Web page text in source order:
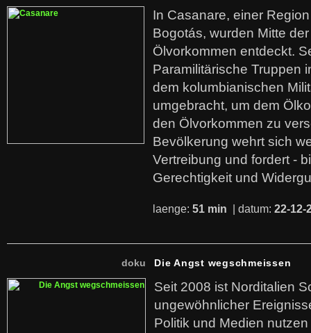
In Casanare, einer
Bogotás, wurden Mitte
Ölvorkommen entdeckt.
Paramilitärische Truppen
dem kolumbianischen
umgebracht, um dem
den Ölvorkommen zu
Bevölkerung wehrt sich
Vertreibung und fordert -
Gerechtigkeit und
laenge: 51 min | datum: 22-12-
doku Die Angst wegschmeissen
Seit 2008 ist Norditalien
ungewöhnlicher
Politik und Medien